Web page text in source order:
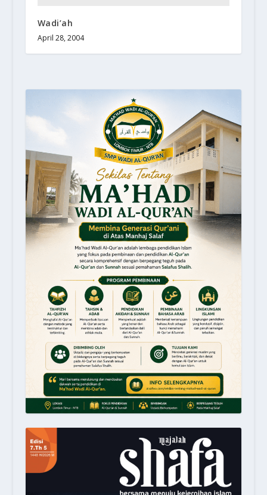
Wadi’ah
April 28, 2004